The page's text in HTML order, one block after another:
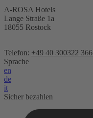
A-ROSA Hotels
Lange Straße 1a
18055 Rostock
Telefon: +49 40 300322 366
Sprache
en
de
it
Sicher bezahlen